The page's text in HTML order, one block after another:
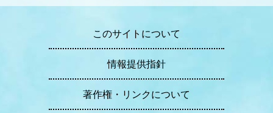
このサイトについて
情報提供指針
著作権・リンクについて